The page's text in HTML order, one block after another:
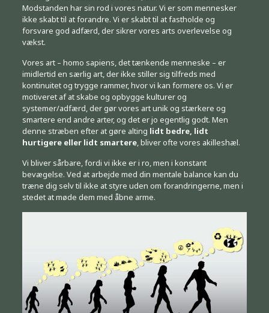
Modstanden har sin rod i vores natur. Vi er som mennesker
ikke skabt til at forandre. Vi er skabt til at fastholde og
forsvare god adfærd, der sikrer vores arts overlevelse og
vækst.
Vores art – homo sapiens, det tænkende menneske – er
imidlertid en særlig art, der ikke stiller sig tilfreds med
kontinuitet og trygge rammer, hvor vi kan formere os. Vi er
motiveret af at skabe og opbygge kulturer og
systemer/adfærd, der gør vores art unik og stærkere og
smartere end andre arter, og det er jo egentlig godt. Men
denne stræben efter at gøre alting lidt bedre, lidt
hurtigere eller lidt smartere, bliver ofte vores akilleshæl.
Vi bliver sårbare, fordi vi ikke er i ro, men i konstant
bevægelse. Ved at arbejde med din mentale balance kan du
træne dig selv til ikke at styre uden om forandringerne, men i
stedet at møde dem med åbne arme.